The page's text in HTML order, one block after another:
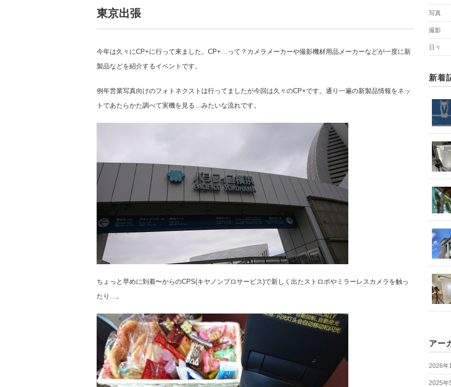
東京出張
今年は久々にCP+に行って来ました。CP+…って？カメラメーカーや撮影機材用品メーカーなどが一度に新
製品などを紹介するイベントです。
例年営業写真向けのフォトネクストは行ってましたが今回は久々のCP+です。通り一遍の新製品情報をネッ
トであたらかた調べて実機を見る…みたいな流れです。
ちょっと早めに到着〜からのCPS(キヤノンプロサービス)で新しく出たストロボやミラーレスカメラを触っ
たり…。
写真
撮影
日々
新着
アー
2026年
2025年